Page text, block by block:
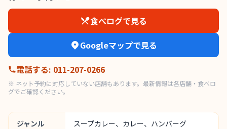
食べログで見る
Googleマップで見る
電話する: 011-207-0266
※ ネット予約に対応していない店舗もあります。最新情報は各店舗・食べロ
グでご確認ください。
ジャンル スープカレー、カレー、ハンバーグ